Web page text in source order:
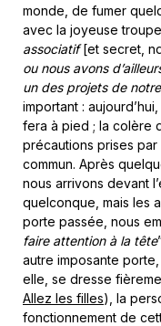
monde, de fumer
avec la joyeuse
associatif[et secret,
ou nous avons
un des projets de
important :
fera à pied ; la colère
précautions prises par
commun. Après
nous arrivons devant
quelconque, mais les
porte passée, nous
faire attention à la tête
autre imposante
elle, se dresse
Allez les filles), la
fonctionnement de